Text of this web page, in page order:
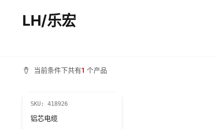
LH/乐宏
当前条件下共有1 个产品
SKU: 418926
铝芯电缆